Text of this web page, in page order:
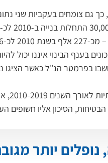
גם צומחים בעקביות שני
בשנת 2019.
בענף הבינוי איננו יכול
הנ"ל כאשר הציגו נתוני תאונות
הסיכון אליו חשופים
נופלים יותר